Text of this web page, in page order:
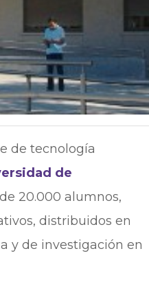
de tecnología
de
20.000 alumnos,
distribuidos en
y de investigación en
Ahorro